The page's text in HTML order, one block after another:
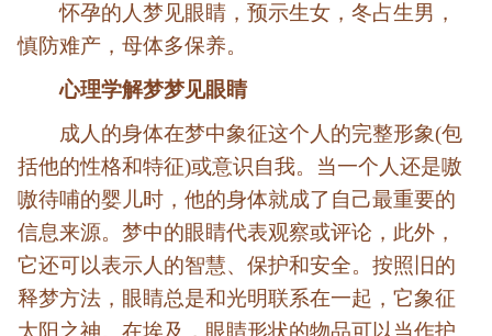
怀孕的人梦见眼睛，预示生女，冬占生男，
慎防难产，母体多保养。
心理学解梦梦见眼睛
成人的身体在梦中象征这个人的完整形象(包
括他的性格和特征)或意识自我。当一个人还是嗷
嗷待哺的婴儿时，他的身体就成了自己最重要的
信息来源。梦中的眼睛代表观察或评论，此外，
它还可以表示人的智慧、保护和安全。按照旧的
释梦方法，眼睛总是和光明联系在一起，它象征
太阳之神。在埃及，眼睛形状的物品可以当作护